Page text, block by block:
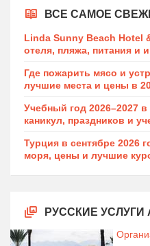
ВСЕ САМОЕ
Linda Sunny Beach Hotel
отеля, пляжа, питания и
Где пожарить мясо и
лучшие места и цены в
Учебный год 2026–2027
каникул, праздников и
Турция в сентябре 2026
моря, цены и лучшие
РУССКИЕ УСЛУГИ